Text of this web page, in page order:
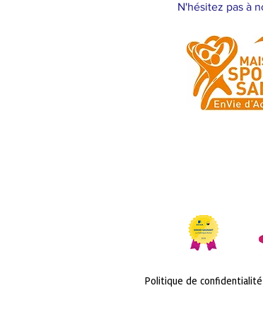
N'hésitez pas à
Politique de confidentialité